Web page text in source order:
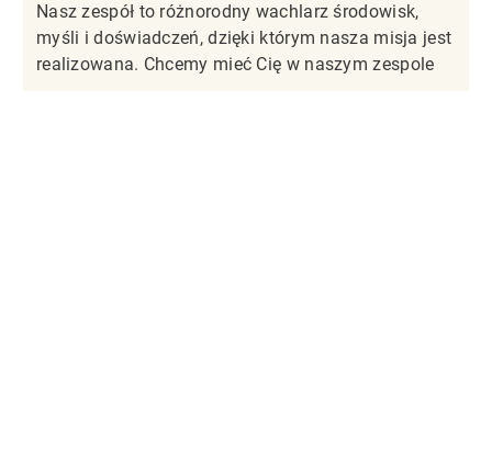
Nasz zespół to różnorodny wachlarz środowisk,
myśli i doświadczeń, dzięki którym nasza misja jest
realizowana. Chcemy mieć Cię w naszym zespole